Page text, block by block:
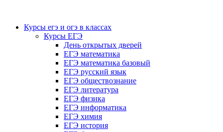
Курсы егэ и огэ в классах
Курсы ЕГЭ
День открытых дверей
ЕГЭ математика
ЕГЭ математика базовый
ЕГЭ русский язык
ЕГЭ обществознание
ЕГЭ литература
ЕГЭ физика
ЕГЭ информатика
ЕГЭ химия
ЕГЭ история